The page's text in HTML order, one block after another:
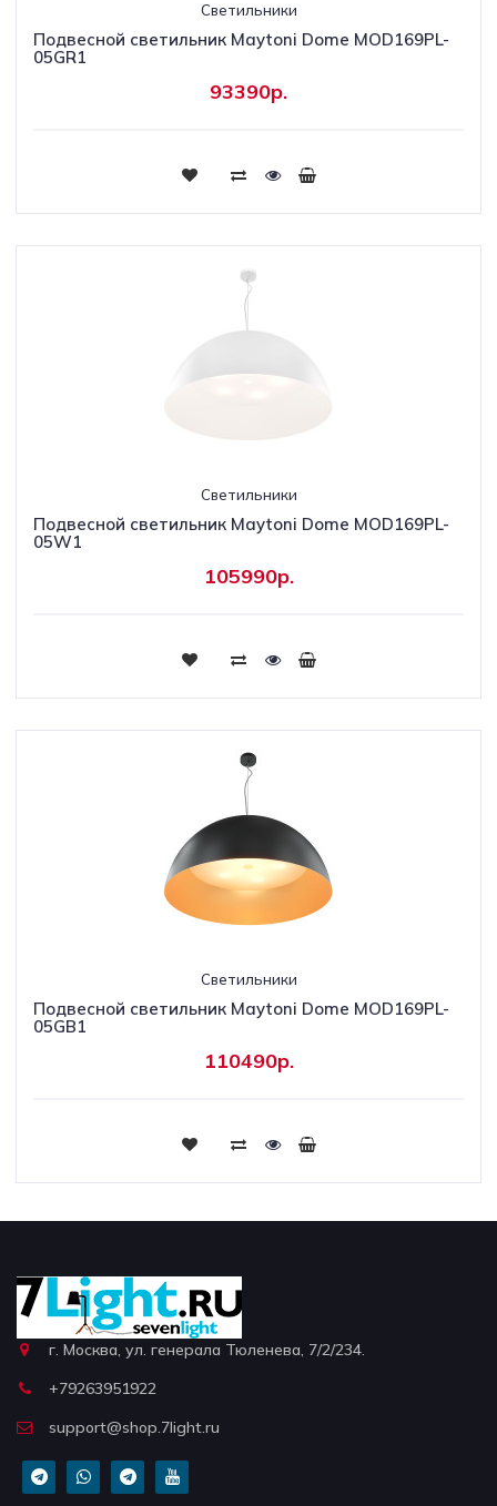
Светильники
Подвесной светильник Maytoni Dome MOD169PL-
05GR1
93390р.
Светильники
Подвесной светильник Maytoni Dome MOD169PL-
05W1
105990р.
Светильники
Подвесной светильник Maytoni Dome MOD169PL-
05GB1
110490р.
г. Москва, ул. генерала Тюленева, 7/2/234.
+79263951922
support@shop.7light.ru